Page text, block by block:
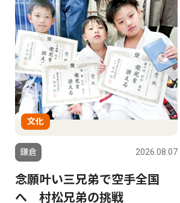
文化
鎌倉 2026.08.07
念願叶い三兄弟で空手全国
へ 村松兄弟の挑戦